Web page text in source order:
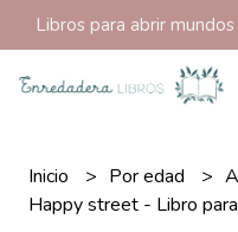
Libros para abrir
Inicio Por edad
Happy street - Libro